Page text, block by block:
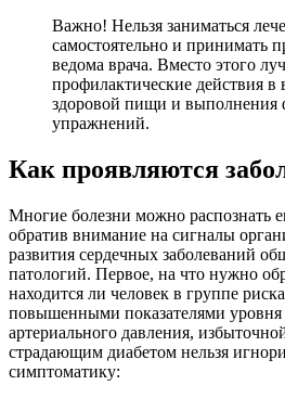
Важно! Нельзя заниматься
самостоятельно и принимать
ведома врача. Вместо этого
профилактические действия в
здоровой пищи и выполнения
упражнений.
Как проявляются
Многие болезни можно распознать
обратив внимание на сигналы
развития сердечных заболеваний
патологий. Первое, на что нужно
находится ли человек в группе
повышенными показателями уровня
артериального давления,
страдающим диабетом нельзя
симптоматику: